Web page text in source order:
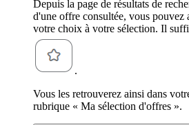
Depuis la page de résultats de
d'une offre consultée, vous pouvez
votre choix à votre sélection. Il
.
Vous les retrouverez ainsi dans
rubrique « Ma sélection d'offres ».